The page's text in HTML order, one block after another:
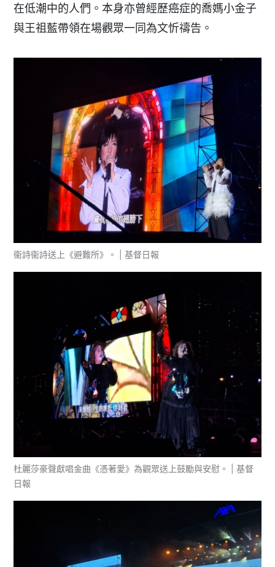
在低潮中的人們。本身亦曾經歷癌症的喬媽小金子
與王祖藍帶領在場觀眾一同為文忻禱告。
衞詩衞詩送上《避難所》。 | 基督日報
杜麗莎豪聲獻唱金曲《憑著愛》為觀眾送上鼓勵與安慰。 | 基督
日報